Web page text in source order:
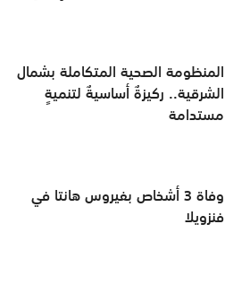
المنظومة الصحية المتكاملة بشمال
الشرقية.. ركيزةٌ أساسيةٌ لتنميةٍ
مستدامة
وفاة 3 أشخاص بفيروس هانتا في
فنزويلا